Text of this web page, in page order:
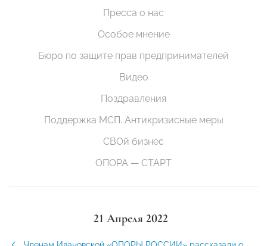
Пресса о нас
Особое мнение
Бюро по защите прав предпринимателей
Видео
Поздравления
Поддержка МСП. Антикризисные меры
СВОй бизнес
ОПОРА — СТАРТ
21 Апреля 2022